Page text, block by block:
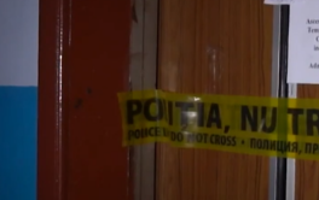
nevoie și de intervenția
energiei electrice, în zeci de
Către dimineața de 16
deja reconectate la lumină.